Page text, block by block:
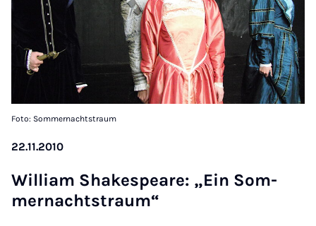
Foto: Sommernachtstraum
22.11.2010
Wil­li­am Shake­s­pea­re: „Ein Som­
mer­nachts­traum“